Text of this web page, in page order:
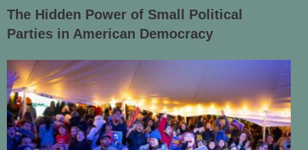
The Hidden Power of Small Political
Parties in American Democracy